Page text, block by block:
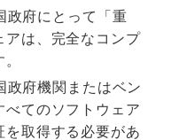
政府にとって「重
アは、完全なコンプ
府機関またはベン
べてのソフトウェア
取得する必要があ